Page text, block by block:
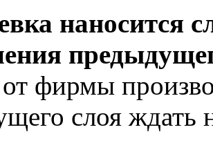
наносится
от фирмы
слоя ждать